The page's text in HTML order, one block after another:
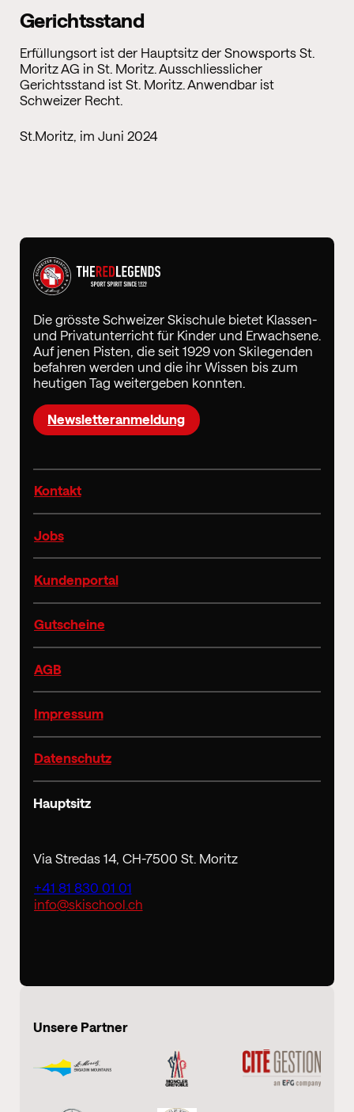
Gerichtsstand
Erfüllungsort ist der Hauptsitz der Snowsports St.
Moritz AG in St. Moritz. Ausschliesslicher
Gerichtsstand ist St. Moritz. Anwendbar ist
Schweizer Recht.
St.Moritz, im Juni 2024
Die grösste Schweizer Skischule bietet Klassen-
und Privatunterricht für Kinder und Erwachsene.
Auf jenen Pisten, die seit 1929 von Skilegenden
befahren werden und die ihr Wissen bis zum
heutigen Tag weitergeben konnten.
Newsletteranmeldung
Kontakt
Jobs
Kundenportal
Gutscheine
AGB
Impressum
Datenschutz
Hauptsitz
Via Stredas 14, CH-7500 St. Moritz
+41 81 830 01 01
info@skischool.ch
Unsere Partner